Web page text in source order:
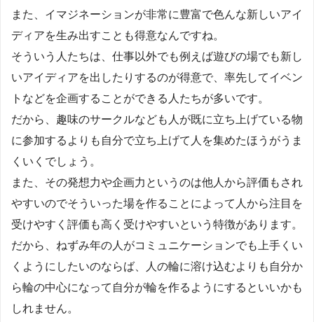
また、イマジネーションが非常に豊富で色んな新しいアイ
ディアを生み出すことも得意なんですね。
そういう人たちは、仕事以外でも例えば遊びの場でも新し
いアイディアを出したりするのが得意で、率先してイベン
トなどを企画することができる人たちが多いです。
だから、趣味のサークルなども人が既に立ち上げている物
に参加するよりも自分で立ち上げて人を集めたほうがうま
くいくでしょう。
また、その発想力や企画力というのは他人から評価もされ
やすいのでそういった場を作ることによって人から注目を
受けやすく評価も高く受けやすいという特徴があります。
だから、ねずみ年の人がコミュニケーションでも上手くい
くようにしたいのならば、人の輪に溶け込むよりも自分か
ら輪の中心になって自分が輪を作るようにするといいかも
しれません。